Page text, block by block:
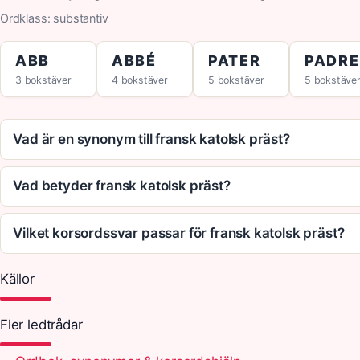
Ordklass: substantiv
ABB
3 bokstäver
ABBÉ
4 bokstäver
PATER
5 bokstäver
PADRE
5 bokstäver
Vad är en synonym till fransk katolsk präst?
Vad betyder fransk katolsk präst?
Vilket korsordssvar passar för fransk katolsk präst?
Källor
Fler ledtrådar